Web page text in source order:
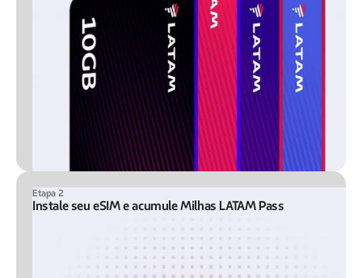
Etapa 2
Instale seu eSIM e acumule Milhas LATAM Pass